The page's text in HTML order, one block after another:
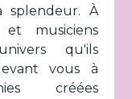
splendeur. À
musiciens
qu'ils
vous à
créées